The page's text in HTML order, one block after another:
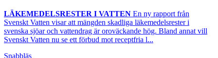
LÄKEMEDELSRESTER I VATTEN En ny rapport från
Svenskt Vatten visar att mängden skadliga läkemedelsrester i
svenska sjöar och vattendrag är oroväckande hög. Bland annat vill
Svenskt Vatten nu se ett förbud mot receptfria l...
Snabbläs